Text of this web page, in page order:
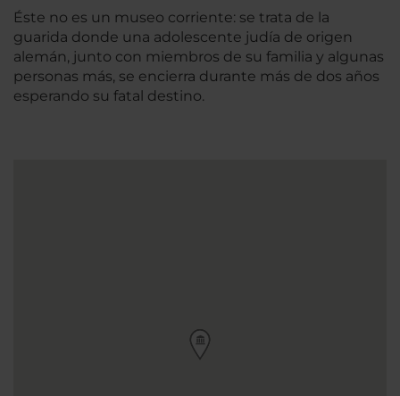
Éste no es un museo corriente: se trata de la
guarida donde una adolescente judía de origen
alemán, junto con miembros de su familia y algunas
personas más, se encierra durante más de dos años
esperando su fatal destino.